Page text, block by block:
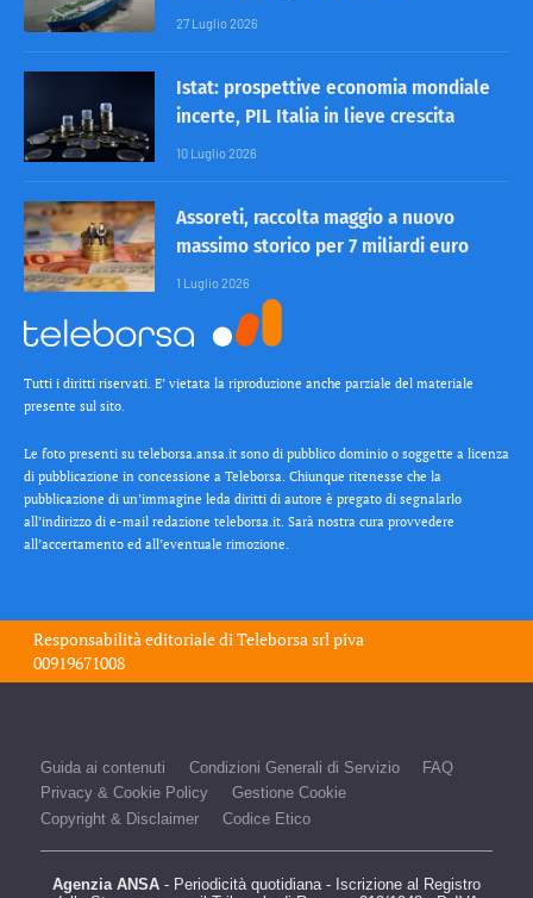
27 Luglio 2026
Istat: prospettive economia mondiale
incerte, PIL Italia in lieve crescita
10 Luglio 2026
Assoreti, raccolta maggio a nuovo
massimo storico per 7 miliardi euro
1 Luglio 2026
Tutti i diritti riservati. E’ vietata la riproduzione anche parziale del materiale
presente sul sito.
Le foto presenti su teleborsa.ansa.it sono di pubblico dominio o soggette a licenza
di pubblicazione in concessione a Teleborsa. Chiunque ritenesse che la
pubblicazione di un’immagine leda diritti di autore è pregato di segnalarlo
all’indirizzo di e-mail redazione teleborsa.it. Sarà nostra cura provvedere
all’accertamento ed all’eventuale rimozione.
Responsabilità editoriale diTeleborsa srl piva
00919671008
Guida ai contenuti Condizioni Generali di Servizio
FAQ
Privacy & Cookie Policy
Gestione Cookie
Copyright & Disclaimer
Codice Etico
Agenzia ANSA - Periodicità quotidiana - Iscrizione al Registro